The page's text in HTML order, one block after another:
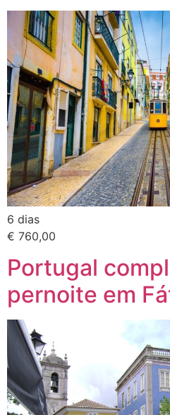
6 dias
€ 760,00
Portugal
pernoite em